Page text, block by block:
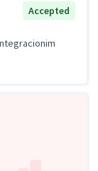
Accepted